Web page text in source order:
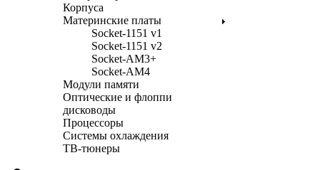
Корпуса
Материнские платы
Socket-1151 v1
Socket-1151 v2
Socket-AM3+
Socket-AM4
Модули памяти
Оптические и флоппи
дисководы
Процессоры
Системы охлаждения
ТВ-тюнеры